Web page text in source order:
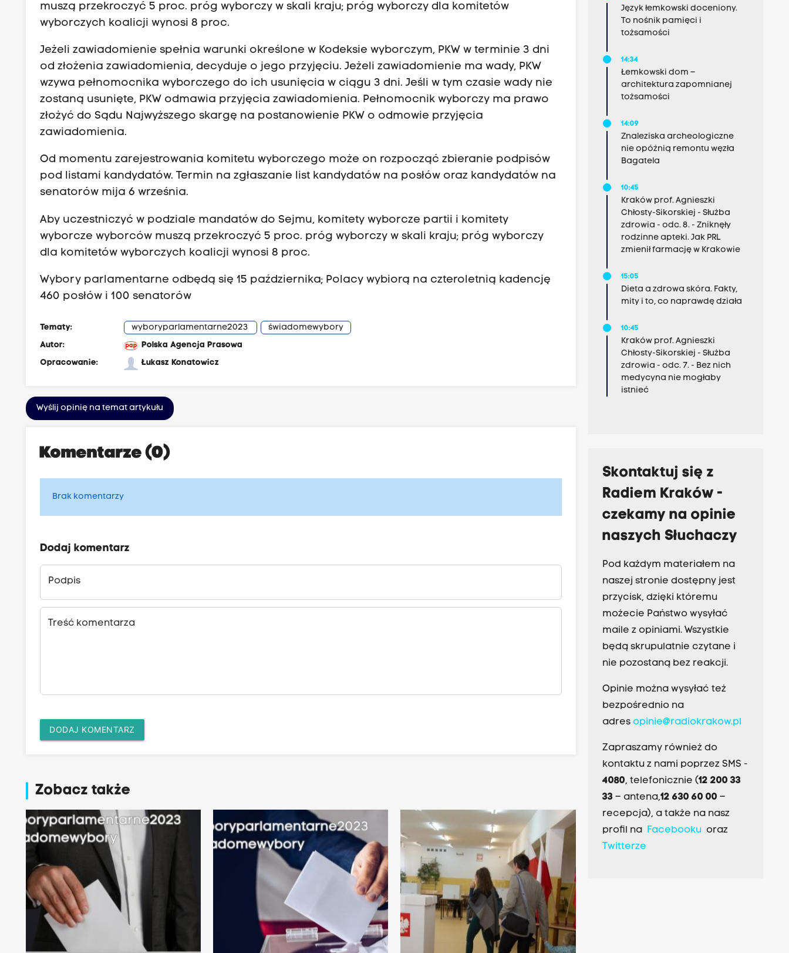
muszą przekroczyć 5 proc. próg wyborczy w skali kraju; próg wyborczy dla komitetów
wyborczych koalicji wynosi 8 proc.
Jeżeli zawiadomienie spełnia warunki określone w Kodeksie wyborczym, PKW w terminie 3 dni
od złożenia zawiadomienia, decyduje o jego przyjęciu. Jeżeli zawiadomienie ma wady, PKW
wzywa pełnomocnika wyborczego do ich usunięcia w ciągu 3 dni. Jeśli w tym czasie wady nie
zostaną usunięte, PKW odmawia przyjęcia zawiadomienia. Pełnomocnik wyborczy ma prawo
złożyć do Sądu Najwyższego skargę na postanowienie PKW o odmowie przyjęcia
zawiadomienia.
Od momentu zarejestrowania komitetu wyborczego może on rozpocząć zbieranie podpisów
pod listami kandydatów. Termin na zgłaszanie list kandydatów na posłów oraz kandydatów na
senatorów mija 6 września.
Aby uczestniczyć w podziale mandatów do Sejmu, komitety wyborcze partii i komitety
wyborcze wyborców muszą przekroczyć 5 proc. próg wyborczy w skali kraju; próg wyborczy
dla komitetów wyborczych koalicji wynosi 8 proc.
Wybory parlamentarne odbędą się 15 października; Polacy wybiorą na czteroletnią kadencję
460 posłów i 100 senatorów
Tematy: wyboryparlamentarne2023
świadomewybory
Autor:
Polska Agencja Prasowa
Opracowanie:
Łukasz Konatowicz
Wyślij opinię na temat artykułu
Komentarze (0)
Brak komentarzy
Dodaj komentarz
Podpis
Treść komentarza
DODAJ KOMENTARZ
Zobacz także
Język łemkowski doceniony.
To nośnik pamięci i
tożsamości
14:34
Łemkowski dom –
architektura zapomnianej
tożsamości
14:09
Znaleziska archeologiczne
nie opóźnią remontu węzła
Bagatela
10:45
Kraków prof. Agnieszki
Chłosty-Sikorskiej - Służba
zdrowia - odc. 8. - Zniknęły
rodzinne apteki. Jak PRL
zmienił farmację w Krakowie
15:05
Dieta a zdrowa skóra. Fakty,
mity i to, co naprawdę działa
10:45
Kraków prof. Agnieszki
Chłosty-Sikorskiej - Służba
zdrowia - odc. 7. - Bez nich
medycyna nie mogłaby
istnieć
Skontaktuj się z
Radiem Kraków -
czekamy na opinie
naszych Słuchaczy
Pod każdym materiałem na
naszej stronie dostępny jest
przycisk, dzięki któremu
możecie Państwo wysyłać
maile z opiniami. Wszystkie
będą skrupulatnie czytane i
nie pozostaną bez reakcji.
Opinie można wysyłać też
bezpośrednio na
adres opinie@radiokrakow.pl
Zapraszamy również do
kontaktu z nami poprzez SMS -
4080, telefonicznie (12 200 33
33– antena,12 630 60 00 –
recepcja), a także na nasz
profil na Facebookuoraz
Twitterze